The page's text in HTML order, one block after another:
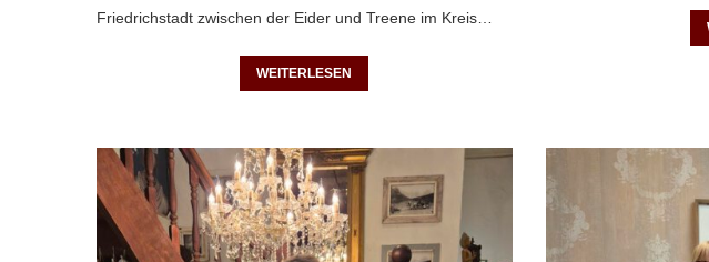
Friedrichstadt zwischen der Eider und Treene im Kreis…
WEITERLESEN